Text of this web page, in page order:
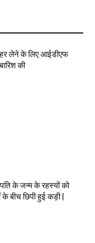
लेने के लिए आईडीएफ
की
के जन्म के रहस्यों को
बीच छिपी हुई कड़ी |